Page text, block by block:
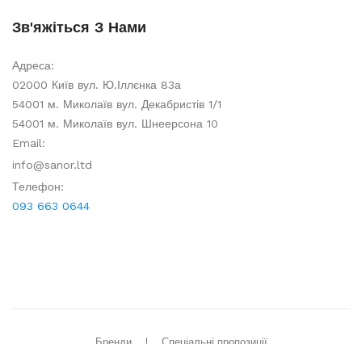
Зв'яжіться З Нами
Адреса:
02000 Київ вул. Ю.Іллєнка 83а
54001 м. Миколаїв вул. Декабристів 1/1
54001 м. Миколаїв вул. Шнеерсона 10
Email:
info@sanor.ltd
Телефон:
093 663 0644